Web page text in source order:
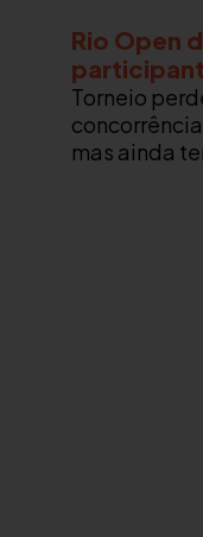
Rio Open
Torneio
mas ainda